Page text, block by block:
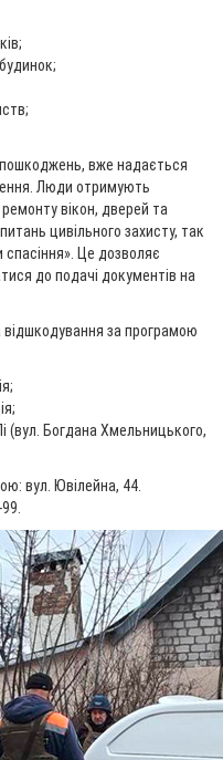
вже надається
Люди отримують
вікон, дверей та
цивільного захисту, так
спасіння». Це дозволяє
до подачі документів на
за програмою
(вул. Богдана Хмельницького,
вул. Ювілейна, 44.